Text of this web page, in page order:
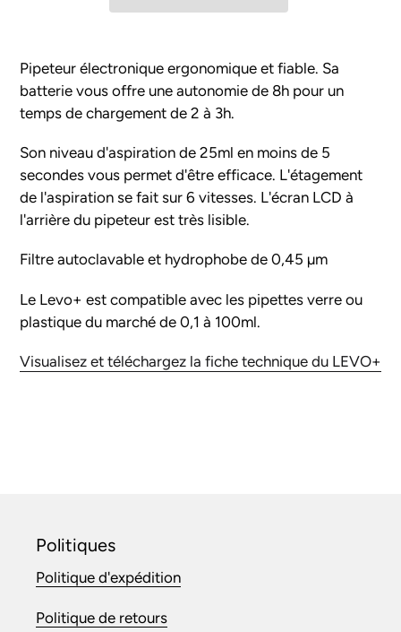
d'un
produit
à
panier
Pipeteur électronique ergonomique et fiable. Sa
batterie vous offre une autonomie de 8h pour un
temps de chargement de 2 à 3h.
Son niveau d'aspiration de 25ml en moins de 5
secondes vous permet d'être efficace. L'étagement
de l'aspiration se fait sur 6 vitesses. L'écran LCD à
l'arrière du pipeteur est très lisible.
Filtre autoclavable et hydrophobe de 0,45 µm
Le Levo+ est compatible avec les pipettes verre ou
plastique du marché de 0,1 à 100ml.
Visualisez et téléchargez la fiche technique du LEVO+
Politiques
Politique d'expédition
Politique de retours